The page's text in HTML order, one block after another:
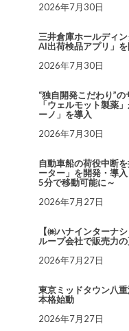
2026年7月30日
三井倉庫ホールディ
AI出荷検品アプリ」
2026年7月30日
“独自開発こだわり”
「ウェルモット製薬
ーノ」を導入
2026年7月30日
自動車船の荷役中断
ーター」を開発・導
5分で移動可能に～
2026年7月27日
【㈱ハナインターナ
ループ会社で販売力
2026年7月27日
東京ミッドタウン八
本格始動
2026年7月27日